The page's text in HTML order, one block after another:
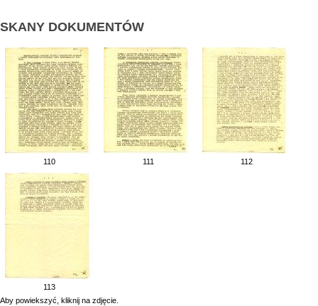
SKANY DOKUMENTÓW
110 111 112
113
Aby powiekszyć, kliknij na zdjęcie.